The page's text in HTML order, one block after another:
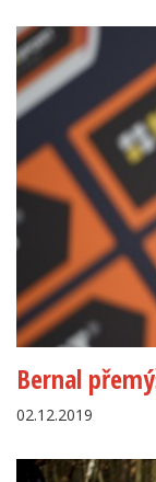
Bernal
02.12.2019